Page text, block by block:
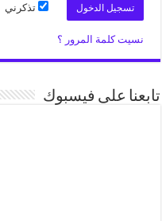
تذكرني
نسيت كلمة المرور ؟
تابعنا على فيسبوك